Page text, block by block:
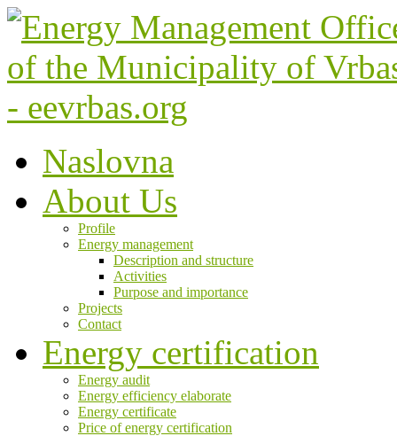
Naslovna
About Us
Profile
Energy management
Description and structure
Activities
Purpose and importance
Projects
Contact
Energy certification
Energy audit
Energy efficiency elaborate
Energy certificate
Price of energy certification